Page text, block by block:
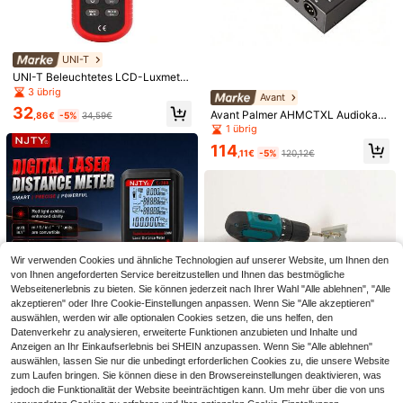
- magnetische Fliegengittertür - Sc
hwarz, einfache Installation, starke
Magnete, atmungsaktives strapazie
freihändiger Zugang, magnetischer
Verschluss Insektenschutz, geeigne
t für Schlafzimmer, Küche, Wohnzim
mer, Esszimmer und Balkon
4 Stück 40"X12" (100x30cm) Eistü
cher, weiche atmungsaktive schnell
trocknende Tücher, Sommer Sport
Kühlhandtücher, geruchshemmend
skühlhandtücher, Fitness Schweiß
Strand saugfähige Handtücher, für
Fitnessstudio Yoga Pilates und Outd
oor Laufen Reiten Golf Camping
6,46€
9,64oz Edelstahl/Kunststoff Haustie
Haustier Trinkbrunnen. Geeignet für
Hunde und Katzen, Roadtrip
UNI-T
UNI-T Beleuchtetes LCD-Luxmeter
0...200000 Lux UT383
3 übrig
32,86€ -5% 34,59€
Digitaler Laser-Entfernungsmesser
200M Reichweite, hochpräzises La
ser-Messwerkzeug mit hintergrund
beleuchtetem LCD, Entfernung, Flä
che, Volumen Messung, Pythagora
s-Modus, Datenspeicherung, tragb
19 übrig
17 ,77€
Avant
Avant Palmer AHMCTXL Audiokab
eltester
1 übrig
114,11€ -5% 120,12€
UIMOSO Store BTG EU
Balkenfinder, Wandscanner, 5-in-1,
Wir verwenden Cookies und ähnliche Technologien auf unserer Website, um Ihnen den
von Ihnen angeforderten Service bereitzustellen und Ihnen das bestmögliche
Webseitenerlebnis zu bieten. Sie können jederzeit nach Ihrer Wahl "Alle ablehnen", "Alle
akzeptieren" oder Ihre Cookie-Einstellungen anpassen. Wenn Sie "Alle akzeptieren"
auswählen, werden wir alle optionalen Cookies setzen, die uns helfen, den
Datenverkehr zu analysieren, erweiterte Funktionen anzubieten und Inhalte und
Anzeigen an Ihr Einkaufserlebnis bei SHEIN anzupassen. Wenn Sie "Alle ablehnen"
auswählen, lassen Sie nur die unbedingt erforderlichen Cookies zu, die unsere Website
zum Laufen bringen. Sie können diese in den Browsereinstellungen deaktivieren, was
jedoch die Funktionalität der Website beeinträchtigen kann. Um mehr über die von uns